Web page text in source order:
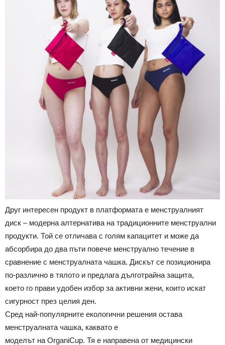
Друг интересен продукт в платформата е менструалният
диск – модерна алтернатива на традиционните менструални
продукти. Той се отличава с голям капацитет и може да
абсорбира до два пъти повече менструално течение в
сравнение с менструалната чашка. Дискът се позиционира
по-различно в тялото и предлага дълготрайна защита,
което го прави удобен избор за активни жени, които искат
сигурност през целия ден.
Сред най-популярните екологични решения остава
менструалната чашка, каквато е
моделът на OrganiCup. Тя е направена от медицински